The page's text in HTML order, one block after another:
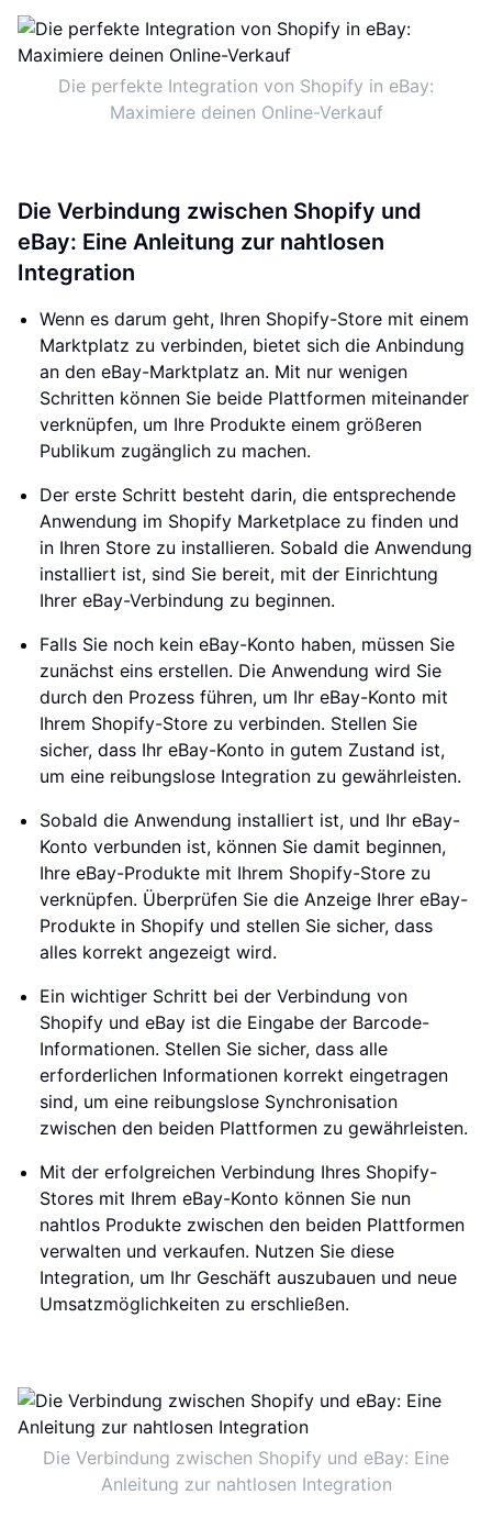
Die perfekte Integration von Shopify in eBay:
Maximiere deinen Online-Verkauf
Die Verbindung zwischen Shopify und
eBay: Eine Anleitung zur nahtlosen
Integration
Wenn es darum geht, Ihren Shopify-Store mit einem
Marktplatz zu verbinden, bietet sich die Anbindung
an den eBay-Marktplatz an. Mit nur wenigen
Schritten können Sie beide Plattformen miteinander
verknüpfen, um Ihre Produkte einem größeren
Publikum zugänglich zu machen.
Der erste Schritt besteht darin, die entsprechende
Anwendung im Shopify Marketplace zu finden und
in Ihren Store zu installieren. Sobald die Anwendung
installiert ist, sind Sie bereit, mit der Einrichtung
Ihrer eBay-Verbindung zu beginnen.
Falls Sie noch kein eBay-Konto haben, müssen Sie
zunächst eins erstellen. Die Anwendung wird Sie
durch den Prozess führen, um Ihr eBay-Konto mit
Ihrem Shopify-Store zu verbinden. Stellen Sie
sicher, dass Ihr eBay-Konto in gutem Zustand ist,
um eine reibungslose Integration zu gewährleisten.
Sobald die Anwendung installiert ist, und Ihr eBay-
Konto verbunden ist, können Sie damit beginnen,
Ihre eBay-Produkte mit Ihrem Shopify-Store zu
verknüpfen. Überprüfen Sie die Anzeige Ihrer eBay-
Produkte in Shopify und stellen Sie sicher, dass
alles korrekt angezeigt wird.
Ein wichtiger Schritt bei der Verbindung von
Shopify und eBay ist die Eingabe der Barcode-
Informationen. Stellen Sie sicher, dass alle
erforderlichen Informationen korrekt eingetragen
sind, um eine reibungslose Synchronisation
zwischen den beiden Plattformen zu gewährleisten.
Mit der erfolgreichen Verbindung Ihres Shopify-
Stores mit Ihrem eBay-Konto können Sie nun
nahtlos Produkte zwischen den beiden Plattformen
verwalten und verkaufen. Nutzen Sie diese
Integration, um Ihr Geschäft auszubauen und neue
Umsatzmöglichkeiten zu erschließen.
Die Verbindung zwischen Shopify und eBay: Eine
Anleitung zur nahtlosen Integration